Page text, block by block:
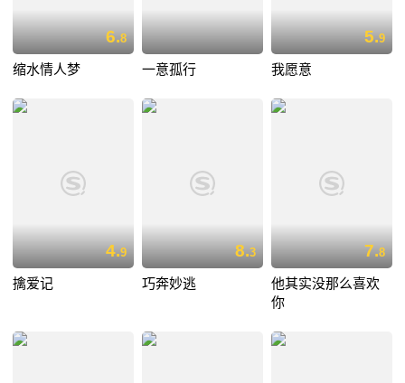
6.8
缩水情人梦 一意孤行
5.9
我愿意
4.9
擒爱记
8.3
巧奔妙逃
7.8
他其实没那么喜欢
你